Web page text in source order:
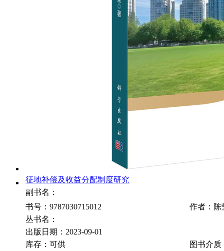
征地补偿及收益分配制度研究
副书名：
书号：9787030715012
作者：陈
丛书名：
出版日期：2023-09-01
库存：可供
图书介质